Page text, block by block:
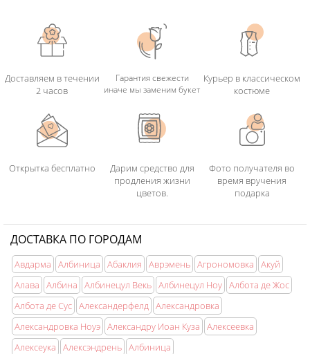
Доставляем в течении
2 часов
Гарантия свежести
иначе мы заменим букет
Курьер в классическом
костюме
Открытка бесплатно
Дарим средство для
продления жизни
цветов.
Фото получателя во
время вручения
подарка
ДОСТАВКА ПО ГОРОДАМ
Авдарма Албиница Абаклия Аврэмень Агрономовка
Акуй
Алава
Албина Албинецул Векь Албинецул Ноу Албота де Жос
Албота де Сус Александерфелд Александровка
Александровка Ноуэ Александру Иоан Куза
Алексеевка
Алексеука
Алексэндрень Албиница